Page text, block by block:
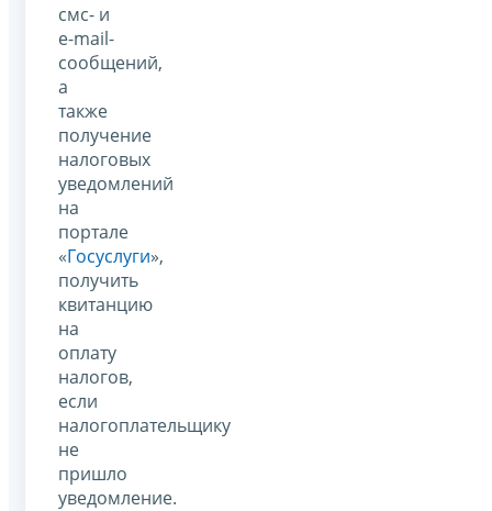
смс- и
e-mail-
сообщений,
а
также
получение
налоговых
уведомлений
на
портале
«Госуслуги»,
получить
квитанцию
на
оплату
налогов,
если
налогоплательщику
не
пришло
уведомление.